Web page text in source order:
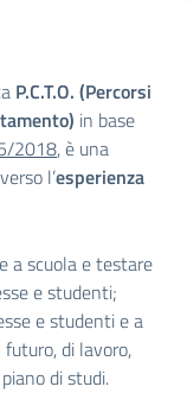
P.C.T.O. (Percorsi
in base
2018, è una
l’esperienza
a scuola e testare
e studenti;
e studenti e a
di lavoro,
di studi.